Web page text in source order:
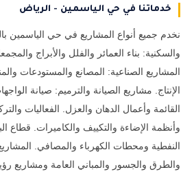
خدماتنا في حي الياسمين - الرياض
نخدم جميع أنواع المشاريع في حي الياسمين
والسكنية: بناء العمائر والفلل والأبراج
المشاريع الصناعية: المصانع والمستودعات
الإنتاج. مشاريع الصيانة والترميم: صيانة
القائمة وأعمال الدهان والعزل. الفعاليات
وأنظمة الإضاءة والتكييف والكاميرات. قطاع
النفطية ومحطات الكهرباء والمصافي. المشاريع
والطرق والجسور والمباني العامة ومشاريع رؤية